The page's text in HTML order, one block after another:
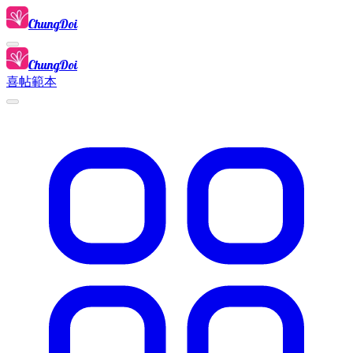
ChungDoi
ChungDoi
喜帖範本